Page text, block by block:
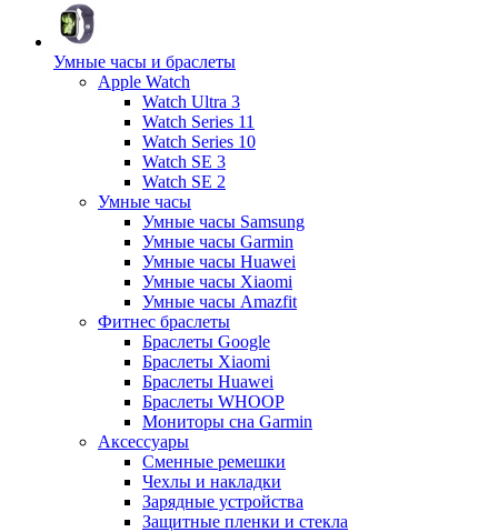
Умные часы и браслеты
Apple Watch
Watch Ultra 3
Watch Series 11
Watch Series 10
Watch SE 3
Watch SE 2
Умные часы
Умные часы Samsung
Умные часы Garmin
Умные часы Huawei
Умные часы Xiaomi
Умные часы Amazfit
Фитнес браслеты
Браслеты Google
Браслеты Xiaomi
Браслеты Huawei
Браслеты WHOOP
Мониторы сна Garmin
Аксессуары
Сменные ремешки
Чехлы и накладки
Зарядные устройства
Защитные пленки и стекла